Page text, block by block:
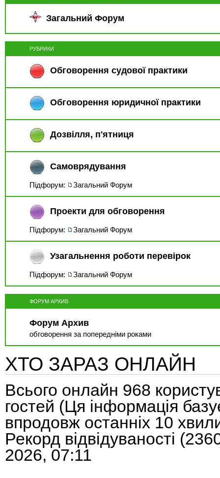
Загальний Форум
РУБРИКИ
Обговорення судової практики
Обговорення юридичної практики
Дозвiлля, п'ятниця
Самоврядування
Підфорум: Загальний Форум
Проекти для обговорення
Підфорум: Загальний Форум
Узагальнення роботи перевірок
Підфорум: Загальний Форум
ФОРУМ АРХИВ
Форум Архив
обговорення за попередніми роками
ХТО ЗАРАЗ ОНЛАЙН
Всього онлайн 968
гостей (Ця інформація
впродовж останніх 10
Рекорд відвідуваності
2026, 07:11